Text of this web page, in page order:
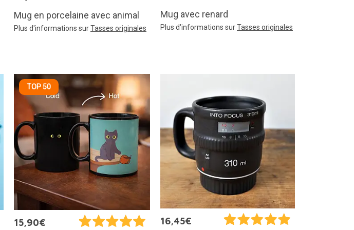
Mug en porcelaine avec animal
Plus d'informations surTasses originales
Mug avec renard
Plus d'informations surTasses originales
TOP 50
15,90€
16,45€